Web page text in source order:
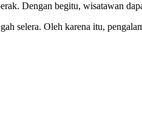
Dengan begitu, wisatawan
selera. Oleh karena itu,